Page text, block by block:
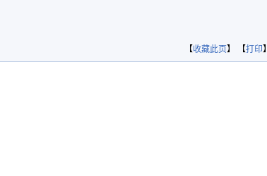
【收藏此页】 【打印】